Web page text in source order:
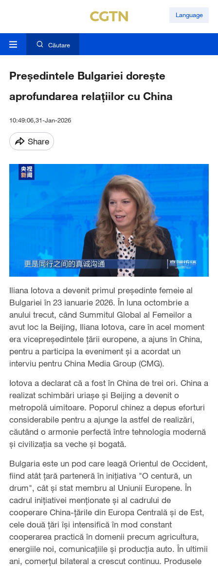
Language
Căutare
Președintele Bulgariei dorește
aprofundarea relațiilor cu China
10:49:06,31-Jan-2026
Share
Iliana Iotova a devenit primul președinte femeie al
Bulgariei în 23 ianuarie 2026. În luna octombrie a
anului trecut, când Summitul Global al Femeilor a
avut loc la Beijing, Iliana Iotova, care în acel moment
era vicepreședintele țării europene, a ajuns în China,
pentru a participa la eveniment și a acordat un
interviu pentru China Media Group (CMG).
Iotova a declarat că a fost în China de trei ori. China a
realizat schimbări uriașe și Beijing a devenit o
metropolă uimitoare. Poporul chinez a depus eforturi
considerabile pentru a ajunge la astfel de realizări,
căutând o armonie perfectă între tehnologia modernă
și civilizația sa veche și bogată.
Bulgaria este un pod care leagă Orientul de Occident,
fiind atât țară parteneră în inițiativa "O centură, un
drum", cât și stat membru al Uniunii Europene. În
cadrul inițiativei menționate și al cadrului de
cooperare China-țările din Europa Centrală și de Est,
cele două țări își intensifică în mod constant
cooperarea practică în domenii precum agricultura,
energiile noi, comunicațiile și producția auto. În ultimii
ani, comerțul bilateral a crescut continuu. Produsele